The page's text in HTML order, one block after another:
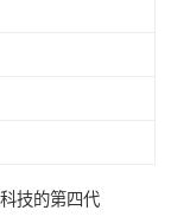
技的第四代